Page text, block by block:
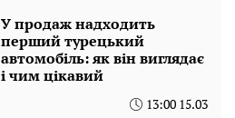
У продаж надходить
перший турецький
автомобіль: як він виглядає
і чим цікавий
13:00 15.03